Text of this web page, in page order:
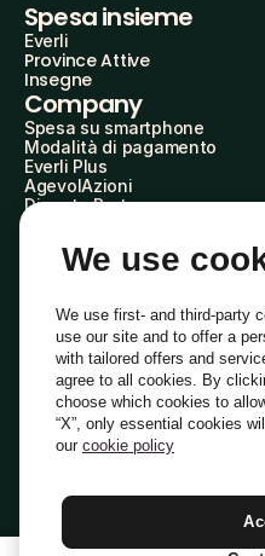
Spesa insieme
Everli
Province Attive
Insegne
Company
Spesa su smartphone
Modalità di pagamento
Everli Plus
AgevolAzioni
Diventa Partner
Everli Shoppers
About Us
Everli News
Domande frequenti
Lavora con noi
Diventa Shopper
Investitori
PrivacyCookie
Termini e
Indirizzo PEC: everli@pec.it -
We use
We use first- and third-party
use our site and to offer a
with tailored offers and
agree to all cookies. By
choose which cookies to
“X”, only essential cookies
our cookie policy